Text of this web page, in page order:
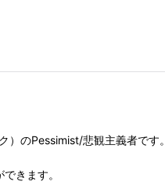
のPessimist/悲観主義者です。
きます。